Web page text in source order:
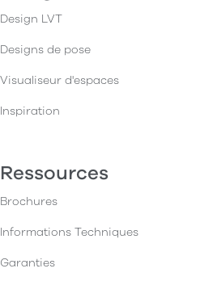
Design LVT
Designs de pose
Visualiseur d'espaces
Inspiration
Ressources
Brochures
Informations Techniques
Garanties